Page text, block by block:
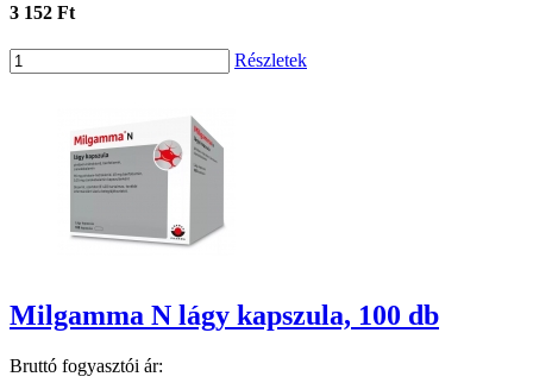
3 152 Ft
Részletek
Milgamma N lágy kapszula, 100 db
Bruttó fogyasztói ár: